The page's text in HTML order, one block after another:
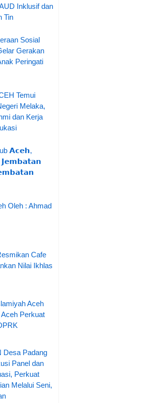
Inklusif dan
Tin
Sosial
Gerakan
Peringati
Temui
Melaka,
dan Kerja
𝗔𝗰𝗲𝗵,
𝗝𝗲𝗺𝗯𝗮𝘁𝗮𝗻
Oleh : Ahmad
Cafe
Nilai Ikhlas
Aceh
Perkuat
Desa Padang
Panel dan
Perkuat
Melalui Seni,